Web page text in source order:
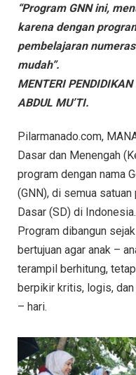
“Program GNN ini,
karena dengan
pembelajaran
mudah”.
MENTERI
ABDUL MU’TI.
Pilarmanado.com,
Dasar dan Menengah
program dengan nama
(GNN), di semua
Dasar (SD) di Indonesia.
Program dibangun
bertujuan agar anak –
terampil berhitung,
berpikir kritis, logis,
– hari.